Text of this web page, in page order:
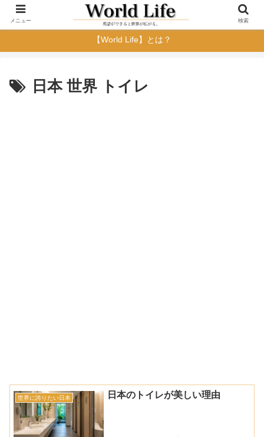
【World Life】とは？
日本 世界 トイレ
世界に誇りたい日本 日本のトイレが美しい理由
メニュー 検索